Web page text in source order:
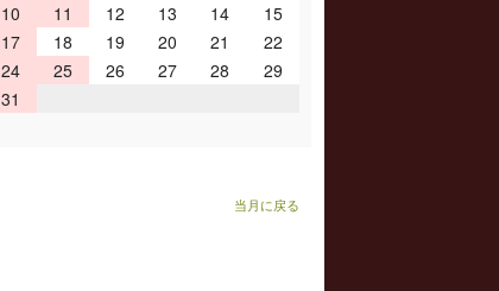
10 11 12 13 14
15
17 18 19 20 21
22
24 25 26 27 28
29
31
当月に戻る